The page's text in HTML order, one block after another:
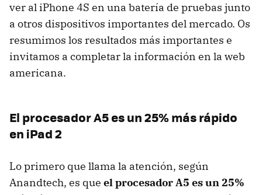
ver al iPhone 4S en una batería de pruebas junto
a otros dispositivos importantes del mercado. Os
resumimos los resultados más importantes e
invitamos a completar la información en la web
americana.
El procesador A5 es un 25% más rápido
en iPad 2
Lo primero que llama la atención, según
Anandtech, es que el procesador A5 es un 25%